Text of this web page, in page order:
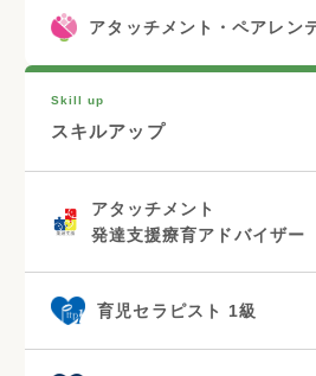
アタッチメント・ペアレン
Skill up
スキルアップ
アタッチメント
発達支援療育アドバイザー
育児セラピスト 1級